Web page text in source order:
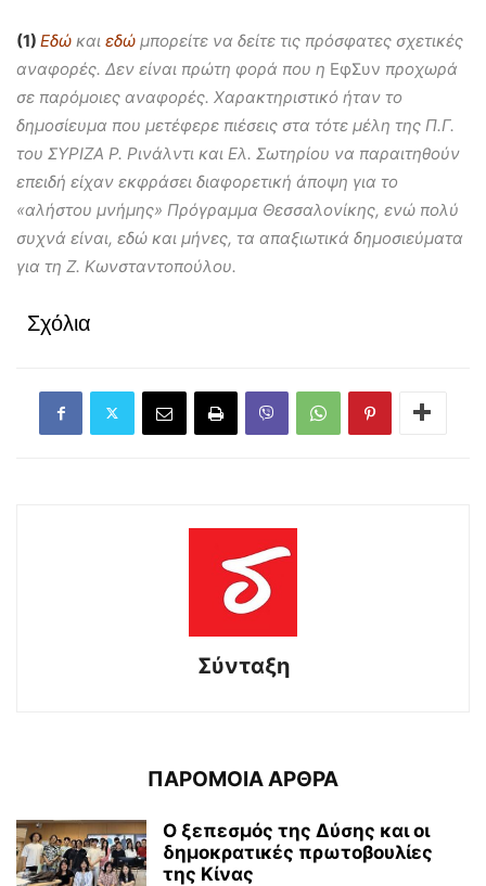
(1) Εδώ και εδώ μπορείτε να δείτε τις πρόσφατες σχετικές
αναφορές. Δεν είναι πρώτη φορά που η ΕφΣυν προχωρά
σε παρόμοιες αναφορές. Χαρακτηριστικό ήταν το
δημοσίευμα που μετέφερε πιέσεις στα τότε μέλη της Π.Γ.
του ΣΥΡΙΖΑ Ρ. Ρινάλντι και Ελ. Σωτηρίου να παραιτηθούν
επειδή είχαν εκφράσει διαφορετική άποψη για το
«αλήστου μνήμης» Πρόγραμμα Θεσσαλονίκης, ενώ πολύ
συχνά είναι, εδώ και μήνες, τα απαξιωτικά δημοσιεύματα
για τη Ζ. Κωνσταντοπούλου.
Σχόλια
Σύνταξη
ΠΑΡΟΜΟΙΑ ΑΡΘΡΑ
Ο ξεπεσμός της Δύσης και οι
δημοκρατικές πρωτοβουλίες
της Κίνας